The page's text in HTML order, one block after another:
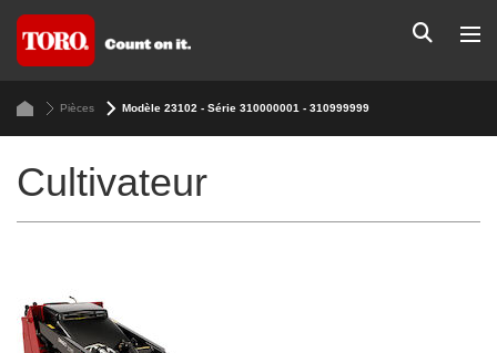
Pièces Modèle 23102 - Série 310000001 - 310999999
Cultivateur